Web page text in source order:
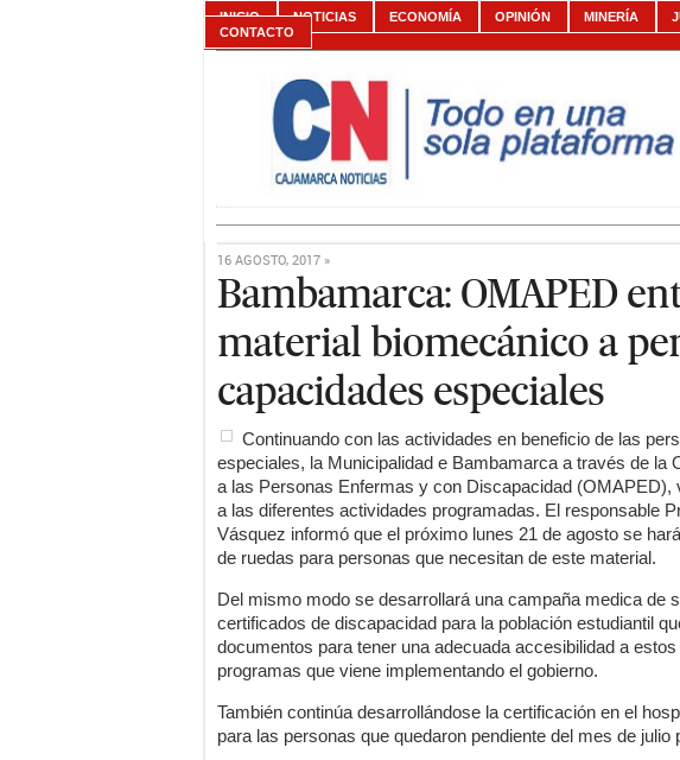
INICIO NOTICIAS ECONOMÍA OPINIÓN MINERÍA
CONTACTO
16 AGOSTO, 2017 »
Bambamarca: OMAPED
material biomecánico a
capacidades especiales
Continuando con las actividades en beneficio de las
especiales, la Municipalidad e Bambamarca a través de la
a las Personas Enfermas y con Discapacidad (OMAPED),
a las diferentes actividades programadas. El responsable
Vásquez informó que el próximo lunes 21 de agosto se
de ruedas para personas que necesitan de este material.
Del mismo modo se desarrollará una campaña medica de
certificados de discapacidad para la población estudiantil
documentos para tener una adecuada accesibilidad a
programas que viene implementando el gobierno.
También continúa desarrollándose la certificación en el
para las personas que quedaron pendiente del mes de julio